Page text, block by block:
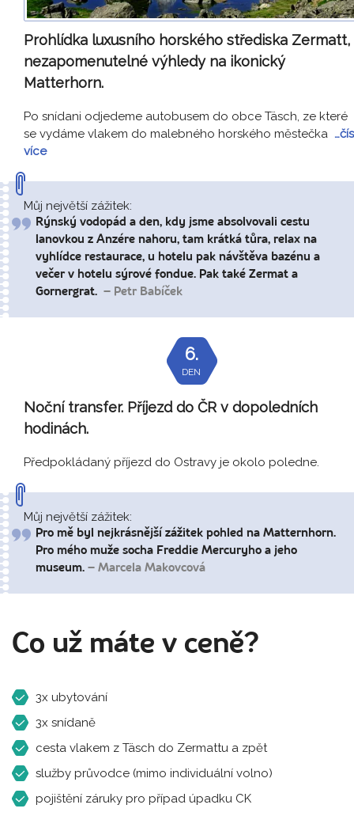
Prohlídka luxusního horského střediska Zermatt,
nezapomenutelné výhledy na ikonický
Matterhorn.
Po snídani odjedeme autobusem do obce Täsch, ze které
se vydáme vlakem do malebného horského městečka
více
Můj největší zážitek:
Rýnský vodopád a den, kdy jsme absolvovali cestu
lanovkou z Anzére nahoru, tam krátká tůra, relax na
vyhlídce restaurace, u hotelu pak návštěva bazénu a
večer v hotelu sýrové fondue. Pak také Zermat a
Gornergrat. – Petr Babíček
6.
DEN
Noční transfer. Příjezd do ČR v dopoledních
hodinách.
Předpokládaný příjezd do Ostravy je okolo poledne.
Můj největší zážitek:
Pro mě byl nejkrásnější zážitek pohled na Matternhorn.
Pro mého muže socha Freddie Mercuryho a jeho
museum. – Marcela Makovcová
Co už máte v ceně?
3x ubytování
3x snídaně
cesta vlakem z Täsch do Zermattu a zpět
služby průvodce (mimo individuální volno)
pojištění záruky pro případ úpadku CK